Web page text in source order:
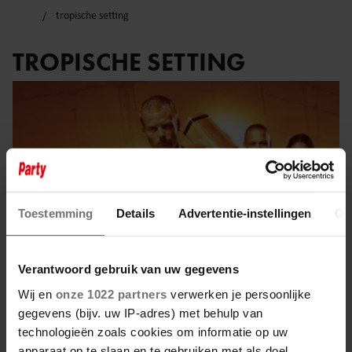
Toestemming Details Advertentie-instellingen
Verantwoord gebruik van uw gegevens
Wij en onze 1022 partners verwerken je persoonlijke
gegevens (bijv. uw IP-adres) met behulp van
technologieën zoals cookies om informatie op uw
tropische setting
TROPISCHE SETTING
3 augustus 2025